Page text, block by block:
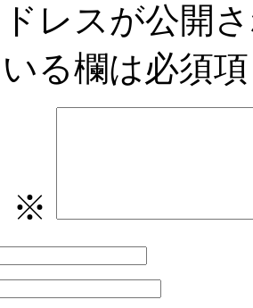
レスが公開
る欄は必須
※